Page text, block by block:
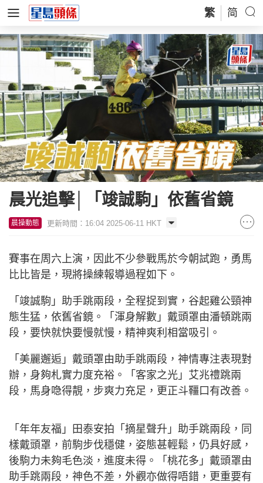
繁 简
晨光追擊│「竣誠駒」依舊省鏡
晨操動態 更新時間：16:04 2025-06-11 HKT
賽事在周六上演，因此不少參戰馬於今朝試跑，勇馬
比比皆是，現將操練報導過程如下。
「竣誠駒」助手跳兩段，全程捉到實，谷起雞公頸神
態生猛，依舊省鏡。「渾身解數」戴頭罩由潘頓跳兩
段，要快就快要慢就慢，精神爽利相當吸引。
「美麗邂逅」戴頭罩由助手跳兩段，神情專注表現對
辦，身夠札實力度充裕。「客家之光」艾兆禮跳兩
段，馬身喼得靚，步爽力充足，更正斗韁口有改善。
「年年友福」田泰安拍「摘星聲升」助手跳兩段，同
樣戴頭罩，前駒步伐穩健，姿態甚輕鬆，仍具好感，
後駒力未夠毛色淡，進度未得。「桃花多」戴頭罩由
助手跳兩段，神色不差，外觀亦做得唔錯，更重要有